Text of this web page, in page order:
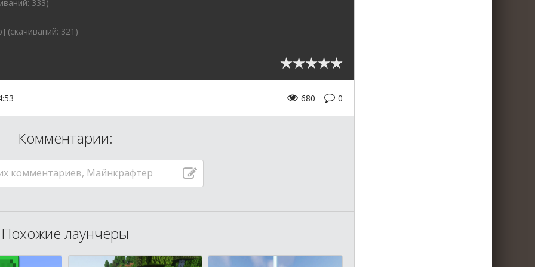
333)
(cкачиваний: 321)
0
680
Комментарии:
комментариев, Майнкрафтер
Похожие лаунчеры